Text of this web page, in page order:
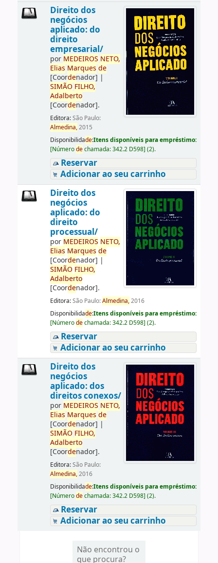
Direito dos
negócios
aplicado: do
direito
empresarial/
por MEDEIROS NETO,
Elias Marques de
[Coordenador] |
SIMÃO FILHO,
Adalberto
[Coordenador].
Editora:São Paulo:
Almedina,2015
Disponibilidade:Itens disponíveis para empréstimo:
[Númerodechamada:342.2 D598] (2).
Reservar
Adicionar ao seu carrinho
Direito dos
negócios
aplicado: do
direito
processual/
por MEDEIROS NETO,
Elias Marques de
[Coordenador] |
SIMÃO FILHO,
Adalberto
[Coordenador].
Editora:São Paulo:Almedina,2016
Disponibilidade:Itens disponíveis para empréstimo:
[Númerodechamada:342.2 D598] (2).
Reservar
Adicionar ao seu carrinho
Direito dos
negócios
aplicado: dos
direitos conexos/
por MEDEIROS NETO,
Elias Marques de
[Coordenador] |
SIMÃO FILHO,
Adalberto
[Coordenador].
Editora:São Paulo:
Almedina,2016
Disponibilidade:Itens disponíveis para empréstimo:
[Númerodechamada:342.2 D598] (2).
Reservar
Adicionar ao seu carrinho
Não encontrou o
que procura?